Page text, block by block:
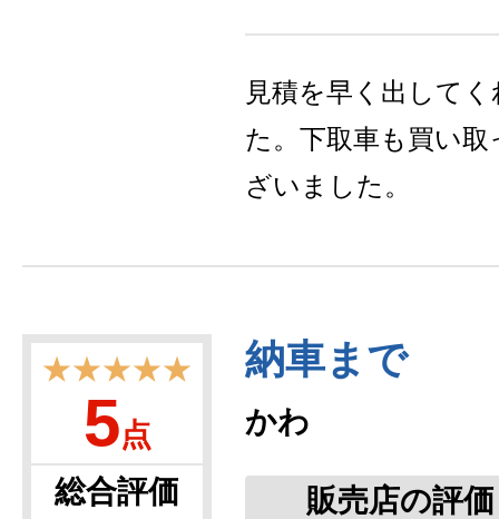
見積を早く出して
た。下取車も買い
ざいました。
★★★★★
5点
総合評価
納車まで
かわ
販売店の評価